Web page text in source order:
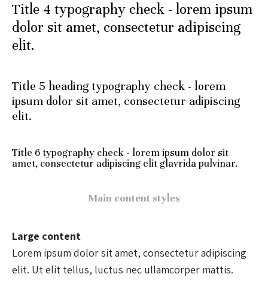
Title 4 typography check - lorem ipsum
dolor sit amet, consectetur adipiscing
elit.
Title 5 heading typography check - lorem
ipsum dolor sit amet, consectetur adipiscing
elit.
Title 6 typography check - lorem ipsum dolor sit
amet, consectetur adipiscing elit glavrida pulvinar.
Main content styles
Large content
Lorem ipsum dolor sit amet, consectetur adipiscing
elit. Ut elit tellus, luctus nec ullamcorper mattis.